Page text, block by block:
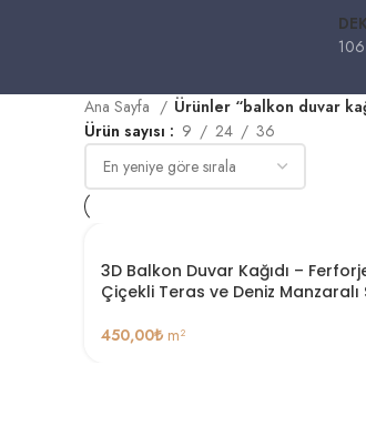
Ana Sayfa
Ürünler “balkon duvar
Ürün sayısı
9 24 36
3D Balkon Duvar Kağıdı –
Çiçekli Teras ve Deniz
450,00₺ m²